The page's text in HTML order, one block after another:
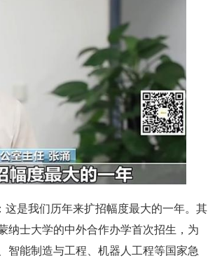
是我们历年来扩招幅度最大的一年。其
纳士大学的中外合作办学首次招生，为
智能制造与工程、机器人工程等国家急